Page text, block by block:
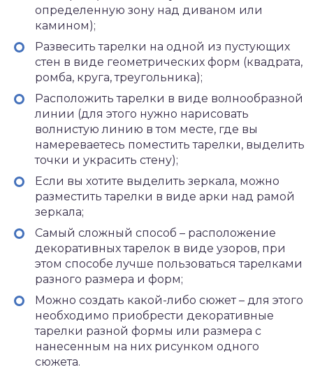
определенную зону над диваном или
камином);
Развесить тарелки на одной из пустующих
стен в виде геометрических форм (квадрата,
ромба, круга, треугольника);
Расположить тарелки в виде волнообразной
линии (для этого нужно нарисовать
волнистую линию в том месте, где вы
намереваетесь поместить тарелки, выделить
точки и украсить стену);
Если вы хотите выделить зеркала, можно
разместить тарелки в виде арки над рамой
зеркала;
Самый сложный способ – расположение
декоративных тарелок в виде узоров, при
этом способе лучше пользоваться тарелками
разного размера и форм;
Можно создать какой-либо сюжет – для этого
необходимо приобрести декоративные
тарелки разной формы или размера с
нанесенным на них рисунком одного
сюжета.